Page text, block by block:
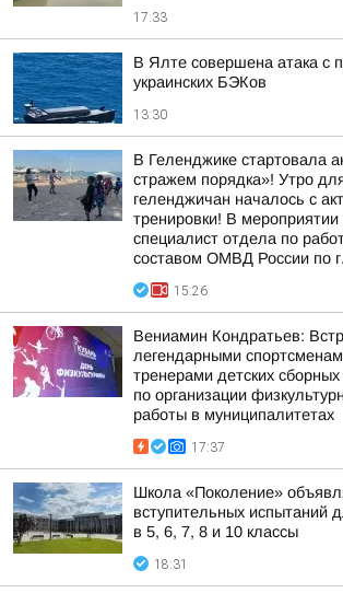
17:33
В Ялте совершена атака с
украинских БЭКов
13:30
В Геленджике стартовала
стражем порядка»! Утро
геленджичан началось с
тренировки! В мероприятии
специалист отдела по
составом ОМВД России по
15:26
Вениамин Кондратьев:
легендарными
тренерами детских
по организации
работы в муниципалитетах
17:37
Школа «Поколение»
вступительных испытаний
в 5, 6, 7, 8 и 10 классы
18:31